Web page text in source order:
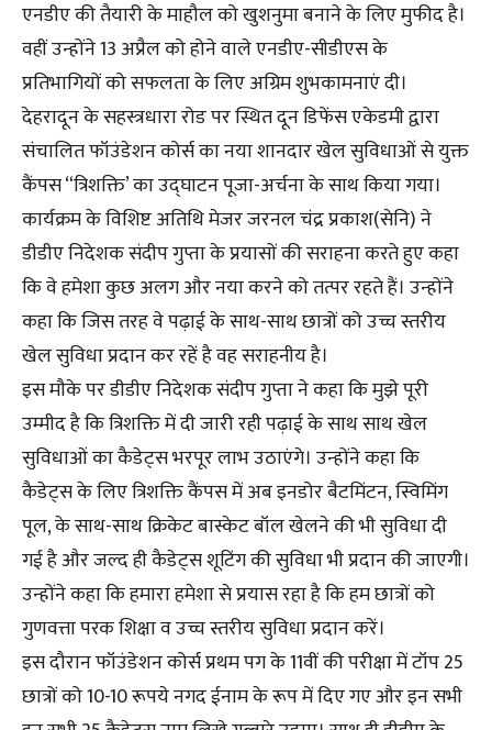
एनडीए की तैयारी के माहौल को खुशनुमा बनाने के लिए मुफीद है।
वहीं उन्होंने 13 अप्रैल को होने वाले एनडीए-सीडीएस के
प्रतिभागियों को सफलता के लिए अग्रिम शुभकामनाएं दी।
देहरादून के सहस्त्रधारा रोड पर स्थित दून डिफेंस एकेडमी द्वारा
संचालित फॉउंडेशन कोर्स का नया शानदार खेल सुविधाओं से युक्त
कैंपस “त्रिशक्ति’ का उद्घाटन पूजा-अर्चना के साथ किया गया।
कार्यक्रम के विशिष्ट अतिथि मेजर जरनल चंद्र प्रकाश(सेनि) ने
डीडीए निदेशक संदीप गुप्ता के प्रयासों की सराहना करते हुए कहा
कि वे हमेशा कुछ अलग और नया करने को तत्पर रहते हैं। उन्होंने
कहा कि जिस तरह वे पढ़ाई के साथ-साथ छात्रों को उच्च स्तरीय
खेल सुविधा प्रदान कर रहें है वह सराहनीय है।
इस मौके पर डीडीए निदेशक संदीप गुप्ता ने कहा कि मुझे पूरी
उम्मीद है कि त्रिशक्ति में दी जारी रही पढ़ाई के साथ साथ खेल
सुविधाओं का कैडेट्स भरपूर लाभ उठाएंगे। उन्होंने कहा कि
कैडेट्स के लिए त्रिशक्ति कैंपस में अब इनडोर बैटमिंटन, स्विमिंग
पूल, के साथ-साथ क्रिकेट बास्केट बॉल खेलने की भी सुविधा दी
गई है और जल्द ही कैडेट्स शूटिंग की सुविधा भी प्रदान की जाएगी।
उन्होंने कहा कि हमारा हमेशा से प्रयास रहा है कि हम छात्रों को
गुणवत्ता परक शिक्षा व उच्च स्तरीय सुविधा प्रदान करें।
इस दौरान फॉउंडेशन कोर्स प्रथम पग के 11वीं की परीक्षा में टॉप 25
छात्रों को 10-10 रूपये नगद ईनाम के रूप में दिए गए और इन सभी